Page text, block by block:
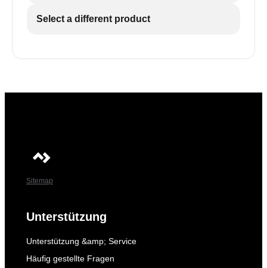
Select a different product
Sitemap
Unterstützung
Unterstützung &amp; Service
Häufig gestellte Fragen